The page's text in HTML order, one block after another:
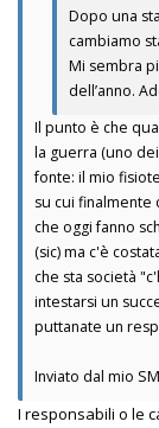
Dopo una
cambiamo
Mi sembra
dell’anno.
Il punto è che
la guerra (uno
fonte: il mio
su cui finalmente
che oggi fanno
(sic) ma c'è
che sta società
intestarsi un
puttanate un
Inviato dal mio
I responsabili o le